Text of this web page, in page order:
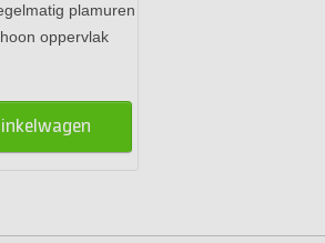
plamuren
oppervlak